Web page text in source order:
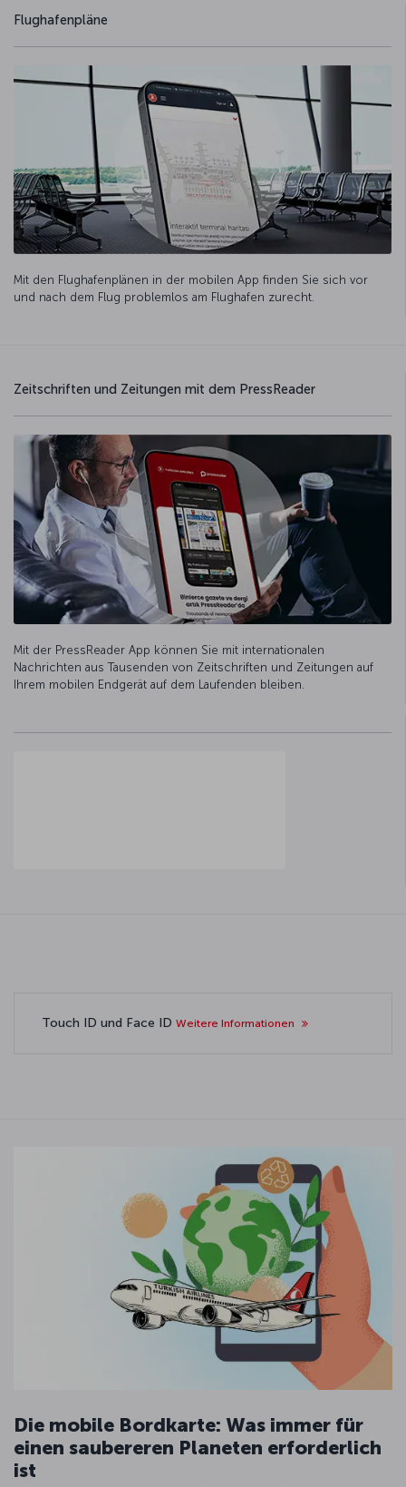
Flughafenpläne
Mit den Flughafenplänen in der mobilen App finden Sie sich vor
und nach dem Flug problemlos am Flughafen zurecht.
Zeitschriften und Zeitungen mit dem PressReader
Mit der PressReader App können Sie mit internationalen
Nachrichten aus Tausenden von Zeitschriften und Zeitungen auf
Ihrem mobilen Endgerät auf dem Laufenden bleiben.
Touch ID und Face ID Weitere Informationen
Die mobile Bordkarte: Was immer für
einen saubereren Planeten erforderlich
ist